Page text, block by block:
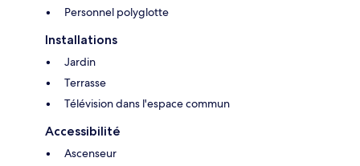
Personnel polyglotte
Installations
Jardin
Terrasse
Télévision dans l'espace commun
Accessibilité
Ascenseur